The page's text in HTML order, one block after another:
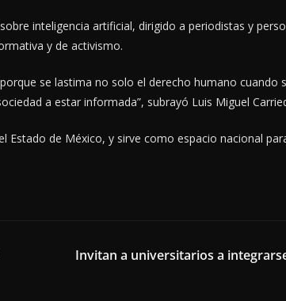
inteligencia artificial, dirigido a periodistas y
y de activismo.
se lastima no solo el derecho humano cuando
a estar informada”, subrayó Luis Miguel
de México, y sirve como espacio nacional
Invitan a universitarios a